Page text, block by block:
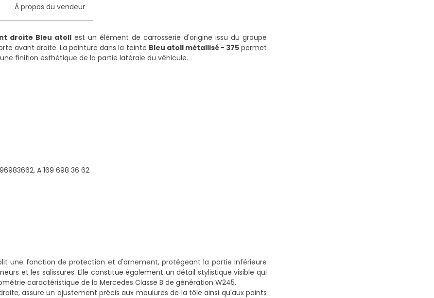
À propos du vendeur
droite Bleu atoll est un élément de carrosserie d'origine issu du groupe
avant droite. La peinture dans la teinte Bleu atoll métallisé - 375permet
finition esthétique de la partie latérale du véhicule.
A 169 698 36 62
une fonction de protection et d'ornement, protégeant la partie inférieure
et les salissures. Elle constitue également un détail stylistique visible qui
caractéristique de la Mercedes Classe B de génération W245.
assure un ajustement précis aux moulures de la tôle ainsi qu'aux points